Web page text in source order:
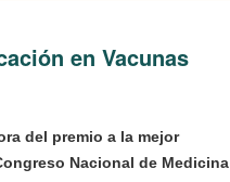
en Vacunas
del premio a la mejor
Nacional de Medicina